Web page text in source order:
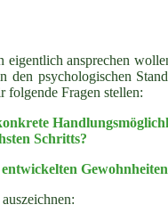
eigentlich ansprechen
den psychologischen
folgende Fragen stellen:
Schritts?